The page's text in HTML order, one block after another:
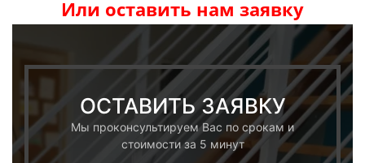
Или оставить нам заявку
ОСТАВИТЬ ЗАЯВКУ
Мы проконсультируем Вас по срокам и
стоимости за 5 минут